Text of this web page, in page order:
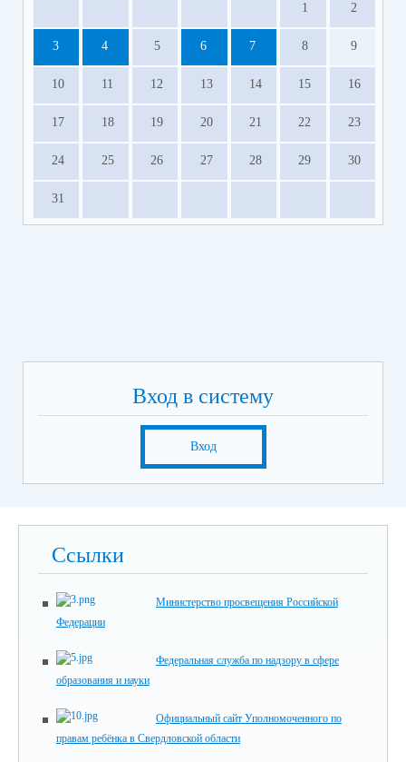
1 2
3 4 5 6 7 8 9
10 11 12 13 14 15 16
17 18 19 20 21 22 23
24 25 26 27 28 29 30
31
Вход в систему
Вход
Ссылки
Министерство просвещения Российской
Федерации
Федеральная служба по надзору в сфере
образования и науки
Официальный сайт Уполномоченного по
правам ребёнка в Свердловской области